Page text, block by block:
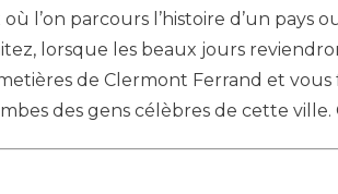
l’on parcours l’histoire d’un pays
lorsque les beaux jours
de Clermont Ferrand et vous
des gens célèbres de cette